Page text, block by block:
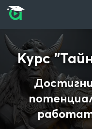
Прескочи към основното
Прескочи към навигацията
Курс